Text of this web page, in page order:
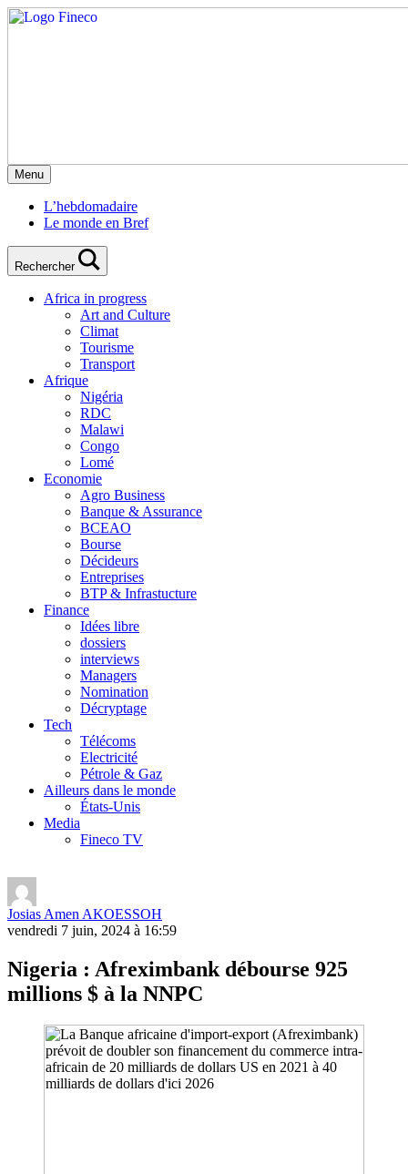
Menu
L’hebdomadaire
Le monde en Bref
Rechercher
Africa in progress
Art and Culture
Climat
Tourisme
Transport
Afrique
Nigéria
RDC
Malawi
Congo
Lomé
Economie
Agro Business
Banque & Assurance
BCEAO
Bourse
Décideurs
Entreprises
BTP & Infrastucture
Finance
Idées libre
dossiers
interviews
Managers
Nomination
Décryptage
Tech
Télécoms
Electricité
Pétrole & Gaz
Ailleurs dans le monde
États-Unis
Media
Fineco TV
Josias Amen AKOESSOH
vendredi 7 juin, 2024 à 16:59
Nigeria : Afreximbank débourse 925
millions $ à la NNPC